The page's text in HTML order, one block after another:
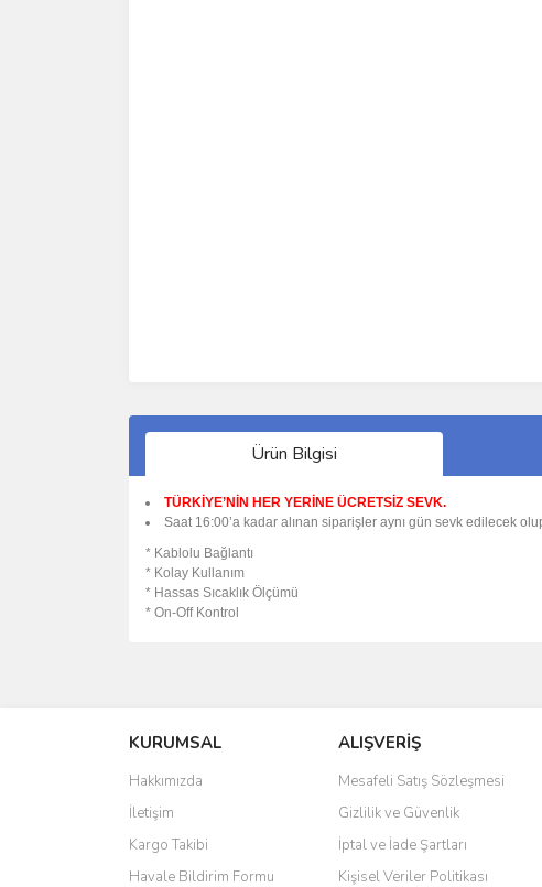
Ürün Bilgisi
TÜRKİYE’NİN HER YERİNE ÜCRETSİZ SEVK.
Saat 16:00’a kadar alınan siparişler aynı gün sevk edilecek
* Kablolu Bağlantı
* Kolay Kullanım
* Hassas Sıcaklık Ölçümü
* On-Off Kontrol
Ürün resmi kalitesiz, bozuk veya görüntülenemiyor.
Ürün açıklamasında eksik bilgiler bulunuyor.
Ürün bilgilerinde hatalar bulunuyor.
Ürün fiyatı diğer sitelerden daha pahalı.
Bu ürüne benzer farklı alternatifler olmalı.
KURUMSAL
Hakkımızda
İletişim
Kargo Takibi
Havale Bildirim Formu
ALIŞVERİŞ
Mesafeli Satış Sözleşmesi
Gizlilik ve Güvenlik
İptal ve İade Şartları
Kişisel Veriler Politikası